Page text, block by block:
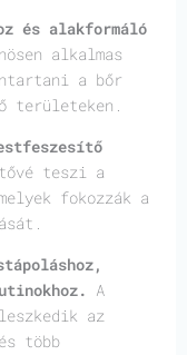
és alakformáló
alkalmas
a bőr
területeken.
teszi a
fokozzák a
A
az
több